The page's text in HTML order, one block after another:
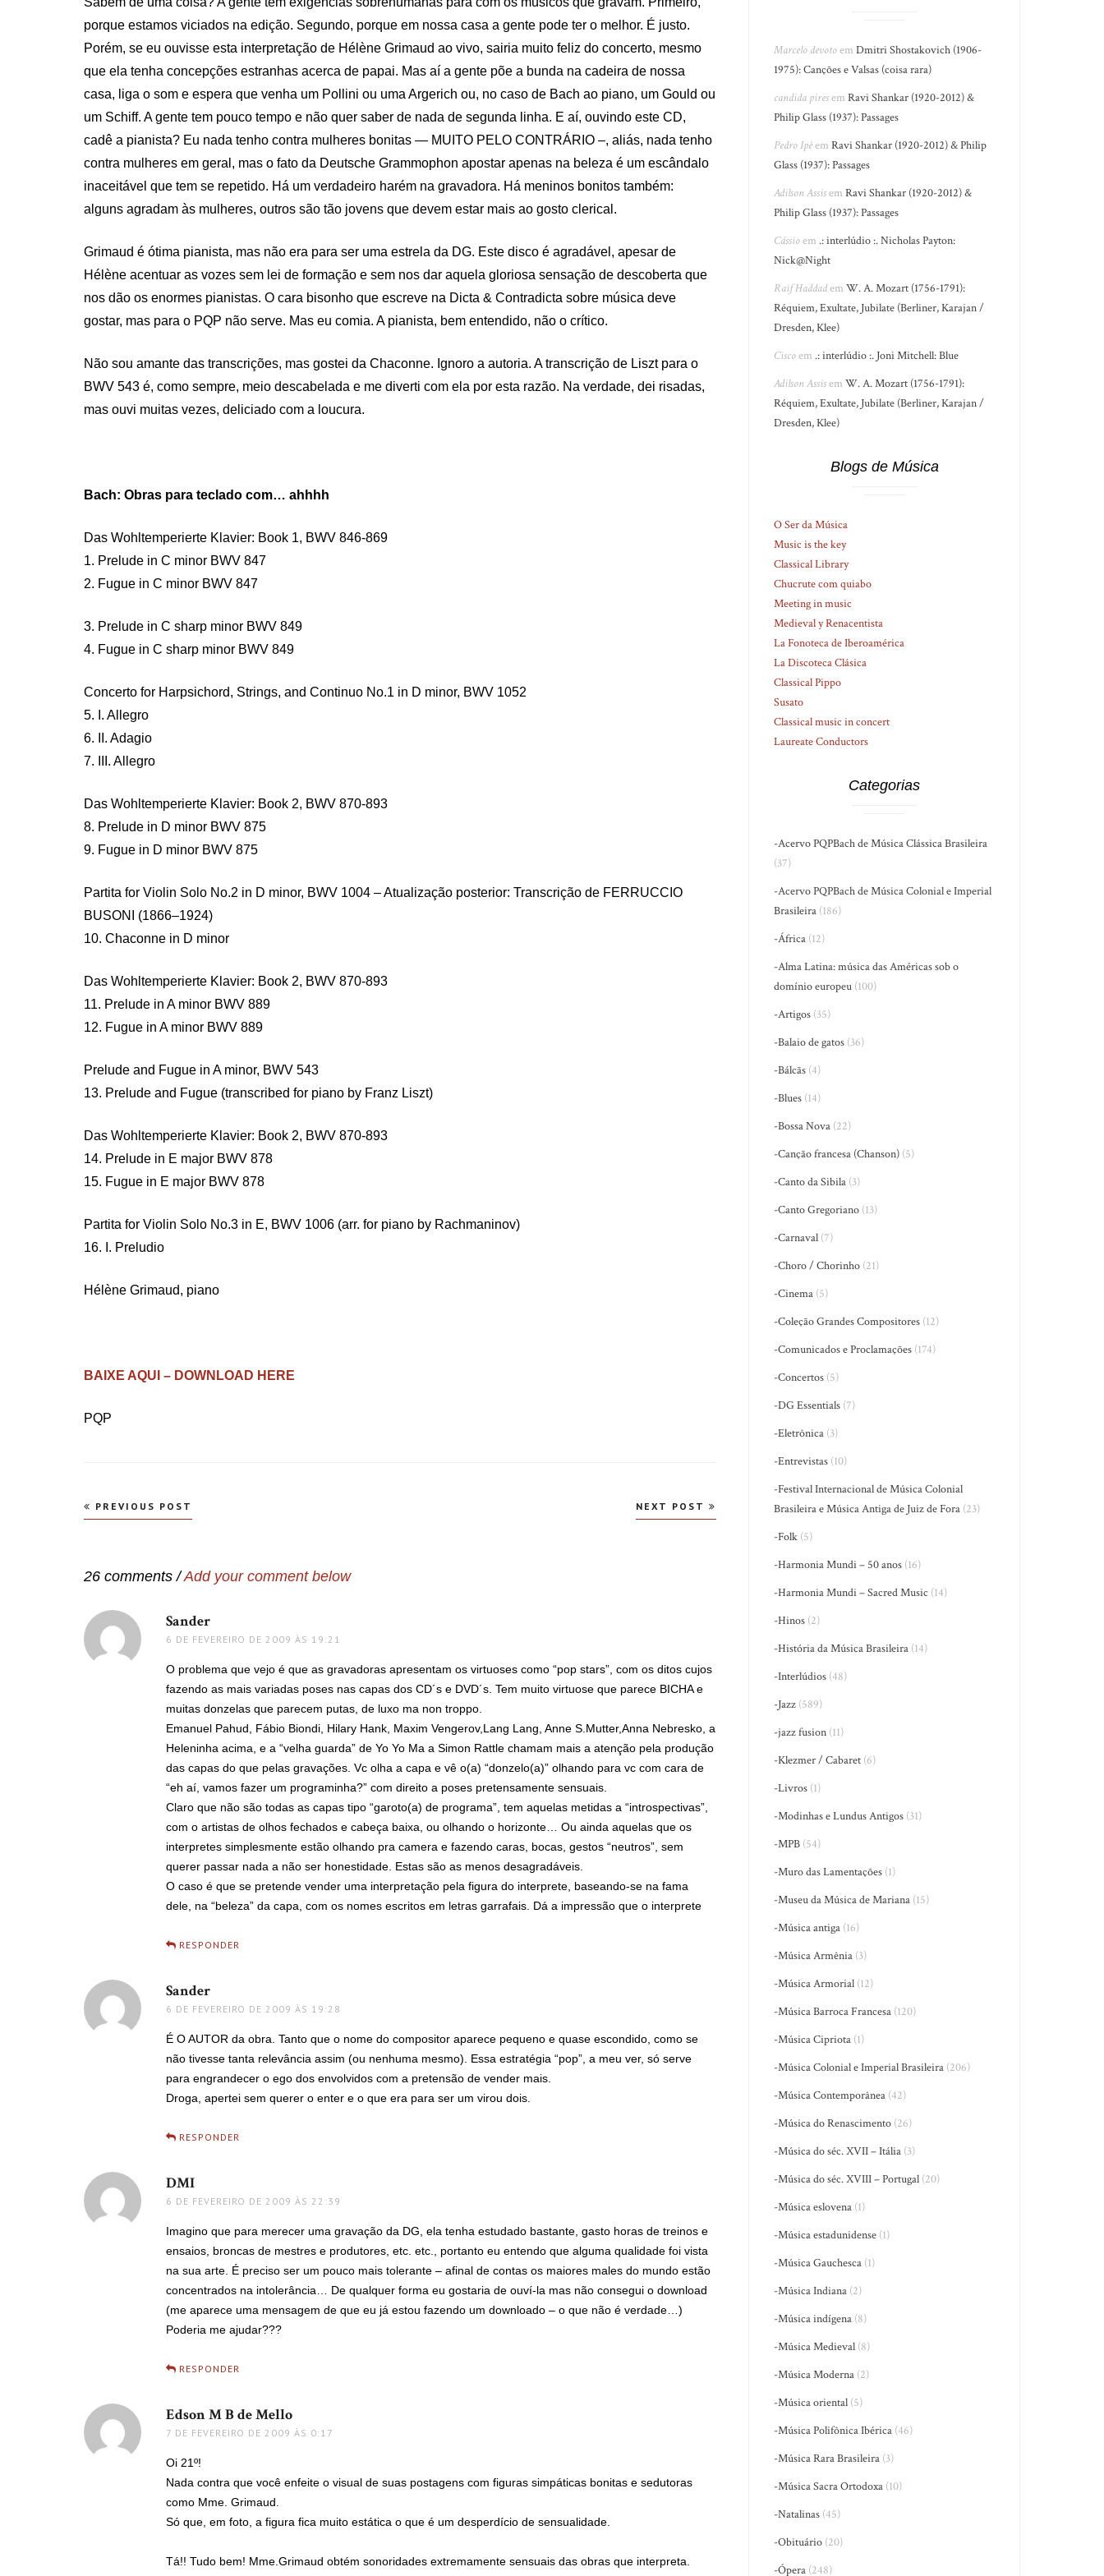
porque estamos viciados na edição. Segundo, porque em nossa casa a gente pode ter o melhor. É justo.
Porém, se eu ouvisse esta interpretação de Hélène Grimaud ao vivo, sairia muito feliz do concerto, mesmo
que ela tenha concepções estranhas acerca de papai. Mas aí a gente põe a bunda na cadeira de nossa
casa, liga o som e espera que venha um Pollini ou uma Argerich ou, no caso de Bach ao piano, um Gould ou
um Schiff. A gente tem pouco tempo e não quer saber de nada de segunda linha. E aí, ouvindo este CD,
cadê a pianista? Eu nada tenho contra mulheres bonitas — MUITO PELO CONTRÁRIO –, aliás, nada tenho
contra mulheres em geral, mas o fato da Deutsche Grammophon apostar apenas na beleza é um escândalo
inaceitável que tem se repetido. Há um verdadeiro harém na gravadora. Há meninos bonitos também:
alguns agradam às mulheres, outros são tão jovens que devem estar mais ao gosto clerical.
Grimaud é ótima pianista, mas não era para ser uma estrela da DG. Este disco é agradável, apesar de
Hélène acentuar as vozes sem lei de formação e sem nos dar aquela gloriosa sensação de descoberta que
nos dão os enormes pianistas. O cara bisonho que escreve na Dicta & Contradicta sobre música deve
gostar, mas para o PQP não serve. Mas eu comia. A pianista, bem entendido, não o crítico.
Não sou amante das transcrições, mas gostei da Chaconne. Ignoro a autoria. A transcrição de Liszt para o
BWV 543 é, como sempre, meio descabelada e me diverti com ela por esta razão. Na verdade, dei risadas,
mas ouvi muitas vezes, deliciado com a loucura.
Bach: Obras para teclado com… ahhhh
Das Wohltemperierte Klavier: Book 1, BWV 846-869
1. Prelude in C minor BWV 847
2. Fugue in C minor BWV 847
3. Prelude in C sharp minor BWV 849
4. Fugue in C sharp minor BWV 849
Concerto for Harpsichord, Strings, and Continuo No.1 in D minor, BWV 1052
5. I. Allegro
6. II. Adagio
7. III. Allegro
Das Wohltemperierte Klavier: Book 2, BWV 870-893
8. Prelude in D minor BWV 875
9. Fugue in D minor BWV 875
Partita for Violin Solo No.2 in D minor, BWV 1004 – Atualização posterior: Transcrição de FERRUCCIO
BUSONI (1866–1924)
10. Chaconne in D minor
Das Wohltemperierte Klavier: Book 2, BWV 870-893
11. Prelude in A minor BWV 889
12. Fugue in A minor BWV 889
Prelude and Fugue in A minor, BWV 543
13. Prelude and Fugue (transcribed for piano by Franz Liszt)
Das Wohltemperierte Klavier: Book 2, BWV 870-893
14. Prelude in E major BWV 878
15. Fugue in E major BWV 878
Partita for Violin Solo No.3 in E, BWV 1006 (arr. for piano by Rachmaninov)
16. I. Preludio
Hélène Grimaud, piano
BAIXE AQUI – DOWNLOAD HERE
PQP
Navegação
PREVIOUS POST NEXT POST
26 comments /Add your comment below
Sander
6 DE FEVEREIRO DE 2009 ÀS 19:21
O problema que vejo é que as gravadoras apresentam os virtuoses como “pop stars”, com os ditos cujos
fazendo as mais variadas poses nas capas dos CD´s e DVD´s. Tem muito virtuose que parece BICHA e
muitas donzelas que parecem putas, de luxo ma non troppo.
Emanuel Pahud, Fábio Biondi, Hilary Hank, Maxim Vengerov,Lang Lang, Anne S.Mutter,Anna Nebresko, a
Heleninha acima, e a “velha guarda” de Yo Yo Ma a Simon Rattle chamam mais a atenção pela produção
das capas do que pelas gravações. Vc olha a capa e vê o(a) “donzelo(a)” olhando para vc com cara de
“eh aí, vamos fazer um programinha?” com direito a poses pretensamente sensuais.
Claro que não são todas as capas tipo “garoto(a) de programa”, tem aquelas metidas a “introspectivas”,
com o artistas de olhos fechados e cabeça baixa, ou olhando o horizonte… Ou ainda aquelas que os
interpretes simplesmente estão olhando pra camera e fazendo caras, bocas, gestos “neutros”, sem
querer passar nada a não ser honestidade. Estas são as menos desagradáveis.
O caso é que se pretende vender uma interpretação pela figura do interprete, baseando-se na fama
dele, na “beleza” da capa, com os nomes escritos em letras garrafais. Dá a impressão que o interprete
RESPONDER
Sander
6 DE FEVEREIRO DE 2009 ÀS 19:28
É O AUTOR da obra. Tanto que o nome do compositor aparece pequeno e quase escondido, como se
não tivesse tanta relevância assim (ou nenhuma mesmo). Essa estratégia “pop”, a meu ver, só serve
para engrandecer o ego dos envolvidos com a pretensão de vender mais.
Droga, apertei sem querer o enter e o que era para ser um virou dois.
RESPONDER
DMI
6 DE FEVEREIRO DE 2009 ÀS 22:39
Imagino que para merecer uma gravação da DG, ela tenha estudado bastante, gasto horas de treinos e
ensaios, broncas de mestres e produtores, etc. etc., portanto eu entendo que alguma qualidade foi vista
na sua arte. É preciso ser um pouco mais tolerante – afinal de contas os maiores males do mundo estão
concentrados na intolerância… De qualquer forma eu gostaria de ouví-la mas não consegui o download
(me aparece uma mensagem de que eu já estou fazendo um downloado – o que não é verdade…)
Poderia me ajudar???
RESPONDER
Edson M B de Mello
7 DE FEVEREIRO DE 2009 ÀS 0:17
Oi 21º!
Nada contra que você enfeite o visual de suas postagens com figuras simpáticas bonitas e sedutoras
como Mme. Grimaud.
Só que, em foto, a figura fica muito estática o que é um desperdício de sensualidade.
Tá!! Tudo bem! Mme.Grimaud obtém sonoridades extremamente sensuais das obras que interpreta.
Marcelo devotoemDmitri Shostakovich (1906-
1975): Canções e Valsas (coisa rara)
candida piresemRavi Shankar (1920-2012) &
Philip Glass (1937): Passages
Pedro IpêemRavi Shankar (1920-2012) & Philip
Glass (1937): Passages
Adilson AssisemRavi Shankar (1920-2012) &
Philip Glass (1937): Passages
Cássioem .: interlúdio :. Nicholas Payton:
Nick@Night
Raif HaddademW. A. Mozart (1756-1791):
Réquiem, Exultate, Jubilate (Berliner, Karajan /
Dresden, Klee)
Ciscoem .: interlúdio :. Joni Mitchell: Blue
Adilson AssisemW. A. Mozart (1756-1791):
Réquiem, Exultate, Jubilate (Berliner, Karajan /
Dresden, Klee)
Blogs de Música
O Ser da Música
Music is the key
Classical Library
Chucrute com quiabo
Meeting in music
Medieval y Renacentista
La Fonoteca de Iberoamérica
La Discoteca Clásica
Classical Pippo
Susato
Classical music in concert
Laureate Conductors
Categorias
-Acervo PQPBach de Música Clássica Brasileira
(37)
-Acervo PQPBach de Música Colonial e Imperial
Brasileira (186)
-África (12)
-Alma Latina: música das Américas sob o
domínio europeu (100)
-Artigos (35)
-Balaio de gatos (36)
-Bálcãs (4)
-Blues (14)
-Bossa Nova (22)
-Canção francesa (Chanson) (5)
-Canto da Sibila (3)
-Canto Gregoriano (13)
-Carnaval (7)
-Choro / Chorinho (21)
-Cinema (5)
-Coleção Grandes Compositores (12)
-Comunicados e Proclamações (174)
-Concertos (5)
-DG Essentials (7)
-Eletrônica (3)
-Entrevistas (10)
-Festival Internacional de Música Colonial
Brasileira e Música Antiga de Juiz de Fora (23)
-Folk (5)
-Harmonia Mundi – 50 anos (16)
-Harmonia Mundi – Sacred Music (14)
-Hinos (2)
-História da Música Brasileira (14)
-Interlúdios (48)
-Jazz (589)
-jazz fusion (11)
-Klezmer / Cabaret (6)
-Livros (1)
-Modinhas e Lundus Antigos (31)
-MPB (54)
-Muro das Lamentações (1)
-Museu da Música de Mariana (15)
-Música antiga (16)
-Música Armênia (3)
-Música Armorial (12)
-Música Barroca Francesa (120)
-Música Cipriota (1)
-Música Colonial e Imperial Brasileira (206)
-Música Contemporânea (42)
-Música do Renascimento (26)
-Música do séc. XVII – Itália (3)
-Música do séc. XVIII – Portugal (20)
-Música eslovena (1)
-Música estadunidense (1)
-Música Gauchesca (1)
-Música Indiana (2)
-Música indígena (8)
-Música Medieval (8)
-Música Moderna (2)
-Música oriental (5)
-Música Polifônica Ibérica (46)
-Música Rara Brasileira (3)
-Música Sacra Ortodoxa (10)
-Natalinas (45)
-Obituário (20)
-Ópera (248)